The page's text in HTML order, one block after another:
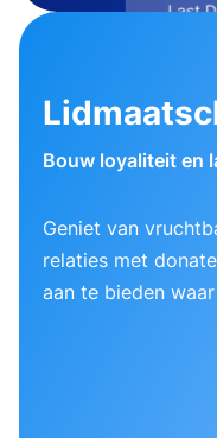
Bouw loyaliteit en
Geniet van
relaties met
aan te bieden